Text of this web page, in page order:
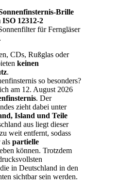
Brille
ISO 12312-2
für Ferngläser
CDs, Rußglas oder
keinen
.
so besonders?
am 12. August 2026
. Der
zieht dabei unter
Island und Teile
aus liegt dieser
weit entfernt, sodass
partielle
können. Trotzdem
in Deutschland in den
sichtbar sein werden.